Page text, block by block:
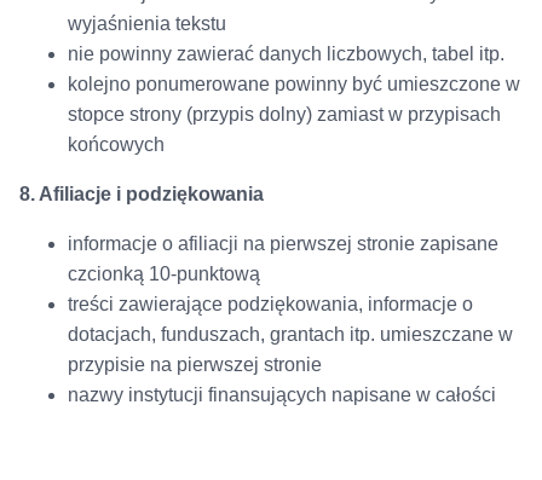
wyjaśnienia tekstu
nie powinny zawierać danych liczbowych, tabel itp.
kolejno ponumerowane powinny być umieszczone w
stopce strony (przypis dolny) zamiast w przypisach
końcowych
8. Afiliacje i podziękowania
informacje o afiliacji na pierwszej stronie zapisane
czcionką 10-punktową
treści zawierające podziękowania, informacje o
dotacjach, funduszach, grantach itp. umieszczane w
przypisie na pierwszej stronie
nazwy instytucji finansujących napisane w całości